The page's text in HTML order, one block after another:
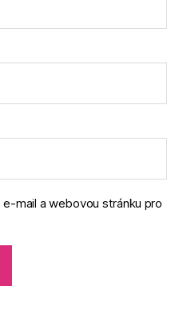
mail a webovou stránku pro